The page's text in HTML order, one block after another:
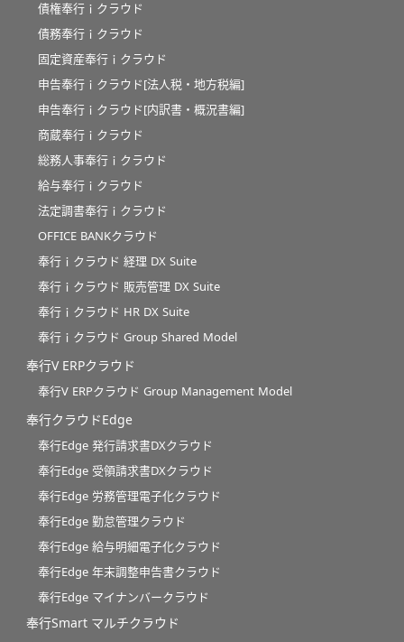
債権奉行ｉクラウド
債務奉行ｉクラウド
固定資産奉行ｉクラウド
申告奉行ｉクラウド[法人税・地方税編]
申告奉行ｉクラウド[内訳書・概況書編]
商蔵奉行ｉクラウド
総務人事奉行ｉクラウド
給与奉行ｉクラウド
法定調書奉行ｉクラウド
OFFICE BANKクラウド
奉行ｉクラウド 経理 DX Suite
奉行ｉクラウド 販売管理 DX Suite
奉行ｉクラウド HR DX Suite
奉行ｉクラウド Group Shared Model
奉行V ERPクラウド
奉行V ERPクラウド Group Management Model
奉行クラウドEdge
奉行Edge 発行請求書DXクラウド
奉行Edge 受領請求書DXクラウド
奉行Edge 労務管理電子化クラウド
奉行Edge 勤怠管理クラウド
奉行Edge 給与明細電子化クラウド
奉行Edge 年末調整申告書クラウド
奉行Edge マイナンバークラウド
奉行Smart マルチクラウド